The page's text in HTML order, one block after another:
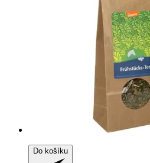
Do košíku